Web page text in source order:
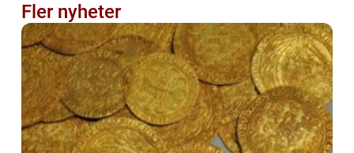
Fler nyheter